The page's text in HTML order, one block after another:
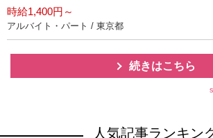
時給1,400円～
アルバイト・パート / 東京都
続きはこちら
人気記事ランキン